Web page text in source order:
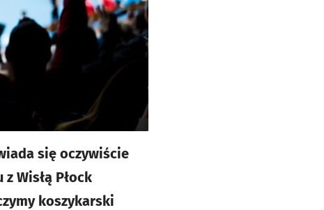
się oczywiście
Wisłą Płock
koszykarski